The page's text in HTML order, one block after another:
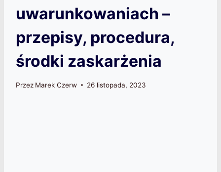
uwarunkowaniach –
przepisy, procedura,
środki zaskarżenia
Przez Marek Czerw 26 listopada, 2023